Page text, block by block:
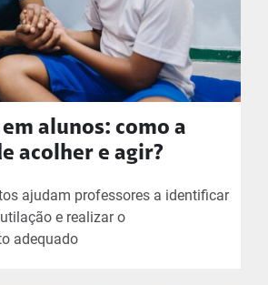
alunos: como a
acolher e agir?
ajudam professores a identificar
e realizar o
adequado